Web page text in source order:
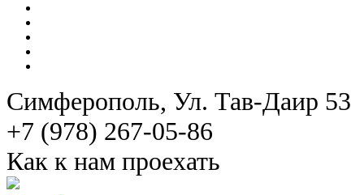
Симферополь, Ул. Тав-Даир 53
+7 (978) 267-05-86
Как к нам проехать